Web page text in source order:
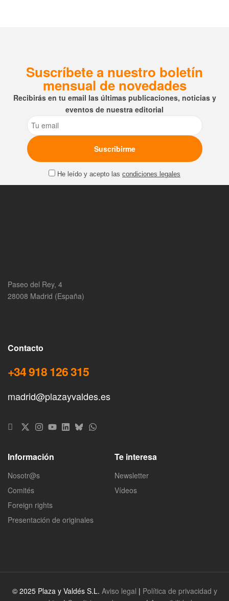
Suscríbete a nuestro boletín
mensual de novedades
Recibirás en tu email las últimas publicaciones, noticias y
eventos de nuestra editorial
Email
He leído y acepto las condiciones legales
Paseo del Rey, 4
28008 Madrid (España)
Contacto
+34 918 126 315
madrid@plazayvaldes.es
Información
Nosotr@s
Comités
Foreign rights
Presentación de originales
Te interesa
Newsletter
Vídeos
© 2025 Plaza y Valdés S.L. Aviso legal | Política de privacidad y